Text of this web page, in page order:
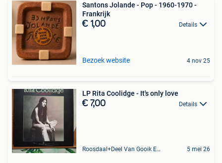
Santons Jolande - Pop - 1960-1970 -
Frankrijk
€ 1,00 Details
Bezoek website 4 nov 25
LP Rita Coolidge - It's only love
€ 7,00 Details
Roosdaal+Deel Van Gooik En Sint-Kwintens-Lennik 5 mei 26